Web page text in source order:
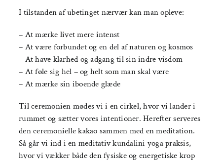
I tilstanden af ubetinget nærvær kan man opleve:
– At mærke livet mere intenst
– At være forbundet og en del af naturen og kosmos
– At have klarhed og adgang til sin indre visdom
– At føle sig hel – og helt som man skal være
– At mærke sin iboende glæde
Til ceremonien mødes vi i en cirkel, hvor vi lander i
rummet og sætter vores intentioner. Herefter serveres
den ceremonielle kakao sammen med en meditation.
Så går vi ind i en meditativ kundalini yoga praksis,
hvor vi vækker både den fysiske og energetiske krop